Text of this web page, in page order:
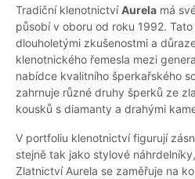
Tradiční klenotnictvíAurela má
působí v oboru od roku 1992.
dlouholetými zkušenostmi a
klenotnického řemesla mezi
nabídce kvalitního šperkařského
zahrnuje různé druhy šperků ze
kousků s diamanty a drahými
V portfoliu klenotnictví figurují
stejně tak jako stylové
Zlatnictví Aurela se zaměřuje na